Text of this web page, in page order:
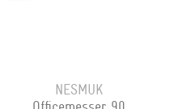
NESMUK